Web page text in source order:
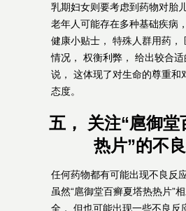
乳期妇女则要考虑到药物对胎
老年人可能存在多种基础疾病
健康小贴士， 特殊人群用药，
情况， 权衡利弊， 给出较合
说， 这体现了对生命的尊重和
态度。
五， 关注“扈御堂
热片”的不
任何药物都有可能出现不良反
虽然“扈御堂百癣夏塔热热片”
全， 但也可能出现一些不良反